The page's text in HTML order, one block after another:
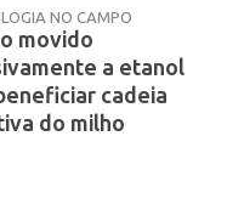
NO CAMPO
movido
a etanol
cadeia
do milho